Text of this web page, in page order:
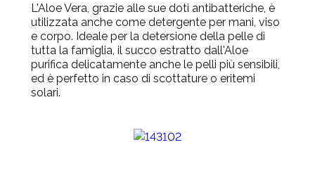
L'Aloe Vera, grazie alle sue doti antibatteriche, è
utilizzata anche come detergente per mani, viso
e corpo. Ideale per la detersione della pelle di
tutta la famiglia, il succo estratto dall'Aloe
purifica delicatamente anche le pelli più sensibili,
ed è perfetto in caso di scottature o eritemi
solari.